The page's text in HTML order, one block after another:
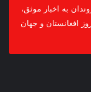
به اخبار موثق،
افغانستان و جهان